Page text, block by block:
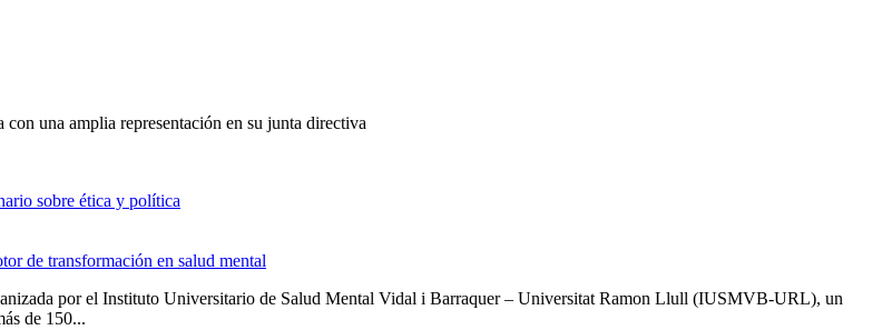
una amplia representación en su junta directiva
sobre ética y política
de transformación en salud mental
por el Instituto Universitario de Salud Mental Vidal i Barraquer – Universitat Ramon Llull (IUSMVB-URL), un
de 150...